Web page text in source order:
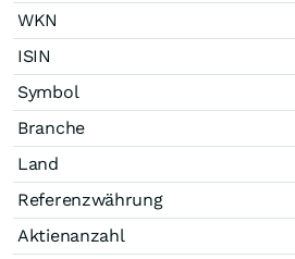
WKN
ISIN
Symbol
Branche
Land
Referenzwährung
Aktienanzahl